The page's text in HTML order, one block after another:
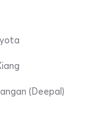
(Deepal)